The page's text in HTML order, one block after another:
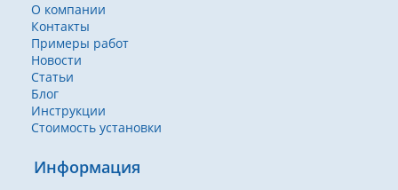
О компании
Контакты
Примеры работ
Новости
Статьи
Блог
Инструкции
Стоимость установки
Информация